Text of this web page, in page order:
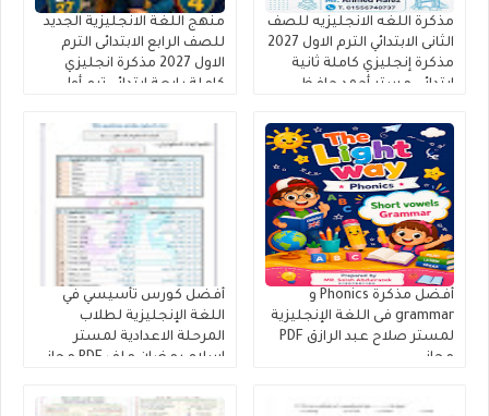
مذكرة اللغه الانجليزيه للصف
الثانى الابتدائي الترم الاول 2027
مذكرة إنجليزي كاملة ثانية
ابتدائى مستر أحمد حافظ
منهج اللغة الانجليزية الجديد
للصف الرابع الابتدائى الترم
الاول 2027 مذكرة انجليزي
كاملة رابعة ابتدائي ترم أول
أفضل مذكرة Phonics و
grammar فى اللغة الإنجليزية
لمستر صلاح عبد الرازق PDF
مجانى
أفضل كورس تأسيسي في
اللغة الإنجليزية لطلاب
المرحلة الاعدادية لمستر
إسلام رمضان ملف PDF مجانى